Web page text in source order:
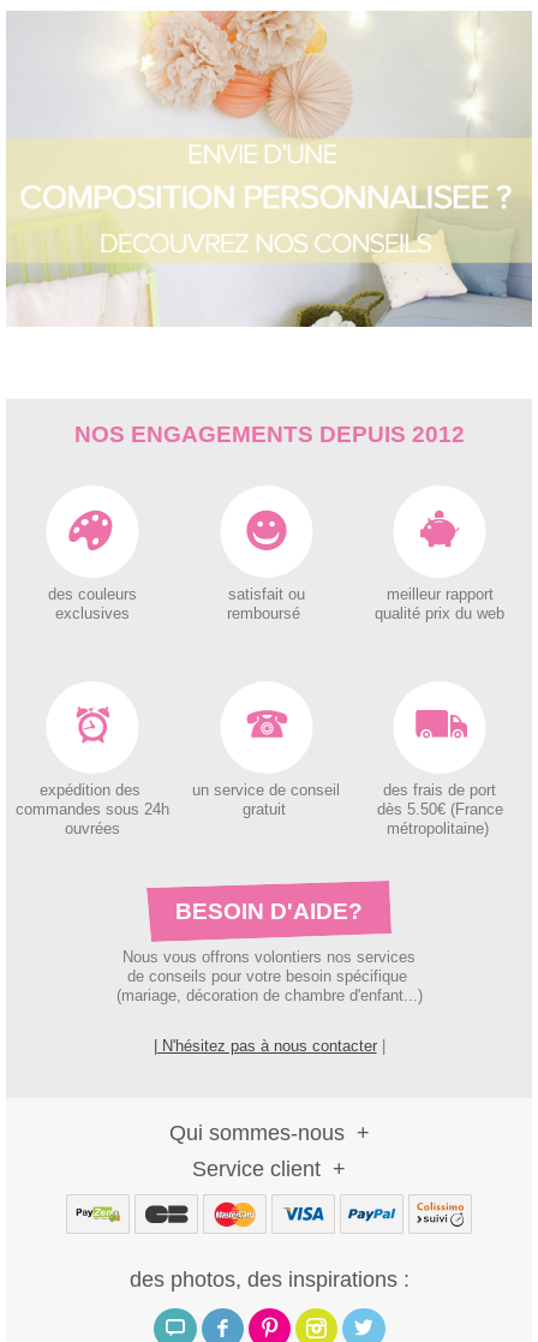
NOS ENGAGEMENTS DEPUIS 2012
des couleurs
exclusives
satisfait ou
remboursé
meilleur rapport
qualité prix du web
expédition des
commandes sous 24h
ouvrées
un service de conseil
gratuit
des frais de port
dès 5.50€ (France
métropolitaine)
BESOIN D'AIDE?
Nous vous offrons volontiers nos services
de conseils pour votre besoin spécifique
(mariage, décoration de chambre d'enfant...)
| N'hésitez pas à nous contacter|
Qui sommes-nous
Service client
des photos, des inspirations :